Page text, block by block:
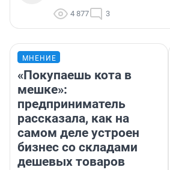
4 877 3
МНЕНИЕ
«Покупаешь кота в
мешке»:
предприниматель
рассказала, как на
самом деле устроен
бизнес со складами
дешевых товаров